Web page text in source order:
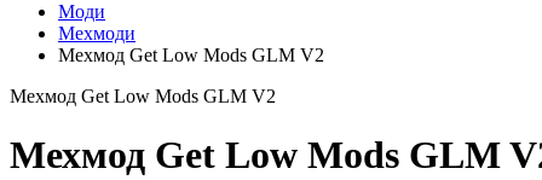
Моди
Мехмоди
Мехмод Get Low Mods GLM V2
Мехмод Get Low Mods GLM V2
Мехмод Get Low Mods GLM